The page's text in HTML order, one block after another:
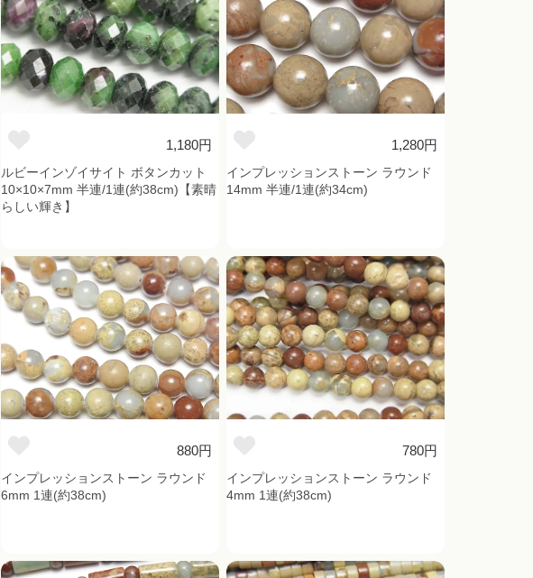
1,180円
ルビーインゾイサイト ボタンカット
10×10×7mm 半連/1連(約38cm)【素晴
らしい輝き】
1,280円
インプレッションストーン ラウンド
14mm 半連/1連(約34cm)
880円
インプレッションストーン ラウンド
6mm 1連(約38cm)
780円
インプレッションストーン ラウンド
4mm 1連(約38cm)